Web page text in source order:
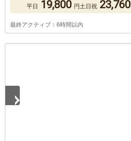
平日 19,800 円土日祝 23,760
最終アクティブ：6時間以内